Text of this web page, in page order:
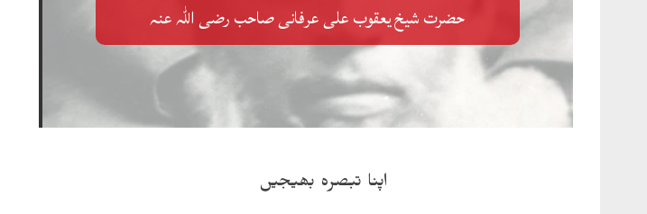
حضرت شیخ یعقوب علی عرفانی صاحب رضی اللہ عنہ
اپنا تبصرہ بھیجیں